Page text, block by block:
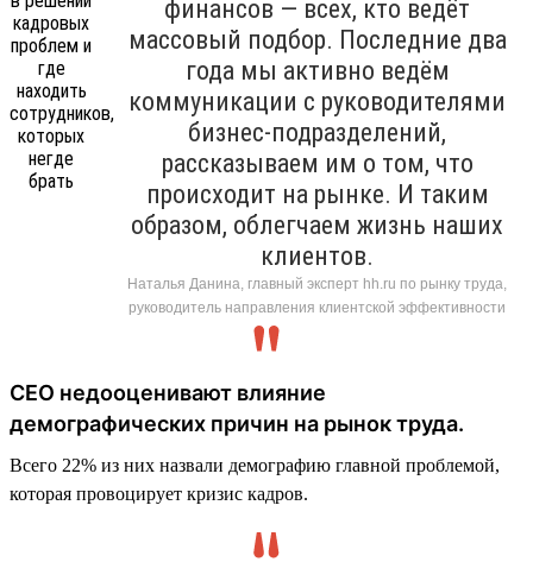
финансов — всех, кто ведёт
массовый подбор. Последние два
года мы активно ведём
коммуникации с руководителями
бизнес-подразделений,
рассказываем им о том, что
происходит на рынке. И таким
образом, облегчаем жизнь наших
клиентов.
Наталья Данина, главный эксперт hh.ru по рынку труда,
руководитель направления клиентской эффективности
CEO недооценивают влияние
демографических причин на рынок труда.
Всего 22% из них назвали демографию главной проблемой,
которая провоцирует кризис кадров.